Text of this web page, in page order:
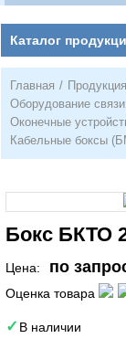
Каталог
Главная / Продукция
Оборудование
Оконечные
Кабельные боксы
Бокс БКТО
Цена: по
Оценка товара
В наличии